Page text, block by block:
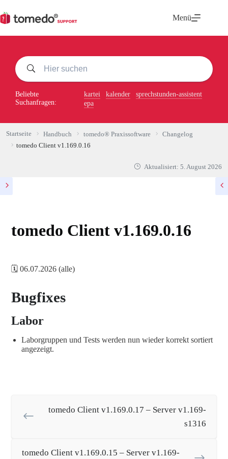
Inhalt
springen
Menü
Beliebte
Suchanfragen:
kartei kalender
sprechstunden-assistent
epa
Startseite Handbuch tomedo® Praxissoftware
Changelog
tomedo Client v1.169.0.16
Aktualisiert: 5. August 2026
tomedo Client v1.169.0.16
🗓️ 06.07.2026 (alle)
Bugfixes
Labor
Laborgruppen und Tests werden nun wieder korrekt sortiert
angezeigt.
tomedo Client v1.169.0.17 – Server v1.169-
s1316
tomedo Client v1.169.0.15 – Server v1.169-